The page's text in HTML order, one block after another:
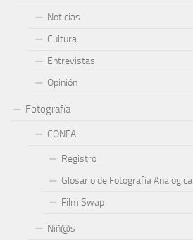
Noticias
Cultura
Entrevistas
Opinión
Fotografía
CONFA
Registro
Glosario de Fotografía Analógica
Film Swap
Niñ@s